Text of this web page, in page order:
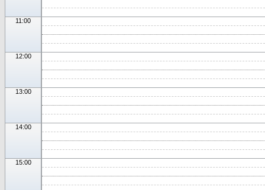
11:00
12:00
13:00
14:00
15:00